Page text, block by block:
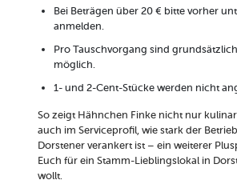
Bei Beträgen über 20 € bitte vorher
anmelden.
Pro Tauschvorgang sind grundsätzlich
möglich.
1- und 2-Cent-Stücke werden nicht
So zeigt Hähnchen Finke nicht nur
auch im Serviceprofil, wie stark der
Dorstener verankert ist – ein weiterer
Euch für ein Stamm-Lieblingslokal in
wollt.